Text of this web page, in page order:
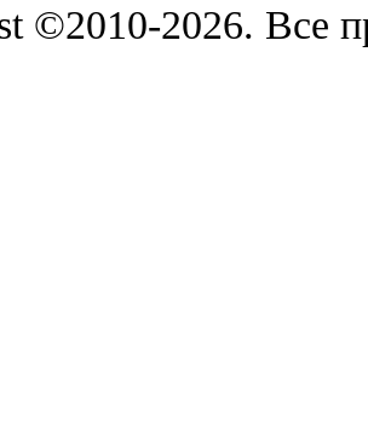
©2010-2026. Все